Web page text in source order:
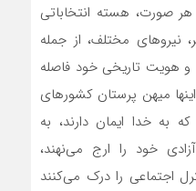
صورت، هسته انتخاباتی
نیروهای مختلف، از جمله
و هویت تاریخی خود فاصله
میهن پرستان کشورهای
به خدا ایمان دارند، به
خود را ارج‌ می‌نهند،
اجتماعی را درک‌ می‌کنند